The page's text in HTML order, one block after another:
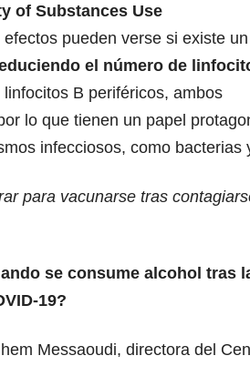
of Substances Use
pueden verse si existe
el número de
B periféricos, ambos
lo que tienen un papel
infecciosos, como bacterias
para vacunarse tras
se consume alcohol tras
19?
Messaoudi, directora del